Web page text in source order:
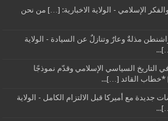
الإسلامي - الولاية الاخبارية: […] من نحن
مذلةٌ وعارٌ وتنازلٌ عن السيادة - الولاية
التاريخ السياسي الإسلامي وقدّم نموذجًا
*خطاب القائد […]...
جديدة مع أميركا قبل الالتزام الكامل - الولاية